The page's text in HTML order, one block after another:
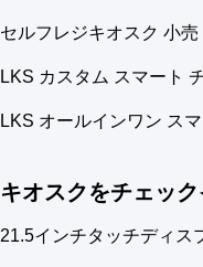
セルフレジキオスク 小
LKS カスタム スマート
LKS オールインワン ス
キオスクをチェッ
21.5インチタッチディス